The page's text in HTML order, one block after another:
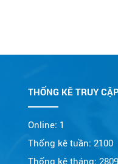
THỐNG KÊ TRUY
Online: 1
Thống kê tuần: 2100
Thống kê tháng: 2809